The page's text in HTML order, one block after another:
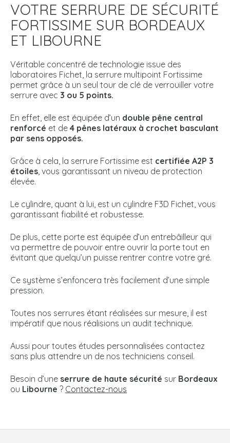
VOTRE SERRURE DE SÉCURITÉ
FORTISSIME SUR BORDEAUX
ET LIBOURNE
Véritable concentré de technologie issue des
laboratoires Fichet, la serrure multipoint Fortissime
permet grâce à un seul tour de clé de verrouiller votre
serrure avec 3 ou 5 points.
En effet, elle est équipée d’un double pêne central
renforcé et de 4 pênes latéraux à crochet basculant
par sens opposés.
Grâce à cela, la serrure Fortissime est certifiée A2P 3
étoiles, vous garantissant un niveau de protection
élevée.
Le cylindre, quant à lui, est un cylindre F3D Fichet, vous
garantissant fiabilité et robustesse.
De plus, cette porte est équipée d’un entrebâilleur qui
va permettre de pouvoir entre ouvrir la porte tout en
évitant que quelqu’un puisse rentrer contre votre gré.
Ce système s’enfoncera très facilement d’une simple
pression.
Toutes nos serrures étant réalisées sur mesure, il est
impératif que nous réalisions un audit technique.
Aussi pour toutes études personnalisées contactez
sans plus attendre un de nos techniciens conseil.
Besoin d’une serrure de haute sécurité sur Bordeaux
ou Libourne ? Contactez-nous